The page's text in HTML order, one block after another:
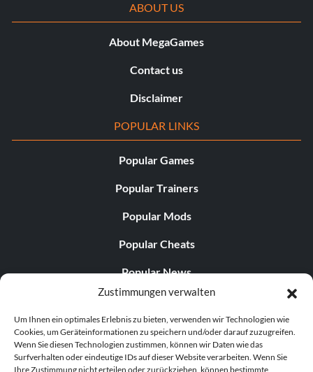
Zustimmungen verwalten
Um Ihnen ein optimales Erlebnis zu bieten, verwenden wir Technologien wie
Cookies, um Geräteinformationen zu speichern und/oder darauf zuzugreifen.
Wenn Sie diesen Technologien zustimmen, können wir Daten wie das
Surfverhalten oder eindeutige IDs auf dieser Website verarbeiten. Wenn Sie
Ihre Zustimmung nicht erteilen oder zurückziehen, können bestimmte
ABOUT US
About MegaGames
Contact us
Disclaimer
POPULAR LINKS
Popular Games
Popular Trainers
Popular Mods
Popular Cheats
Popular News
Popular Editorials
Popular Free Games
LATEST UPDATES